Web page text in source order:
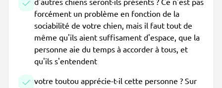
forcément un problème en fonction de la
sociabilité de votre chien, mais il faut tout de
même qu'ils aient suffisament d'espace, que la
personne aie du temps à accorder à tous, et
qu'ils s'entendent
votre toutou apprécie-t-il cette personne ? Sur